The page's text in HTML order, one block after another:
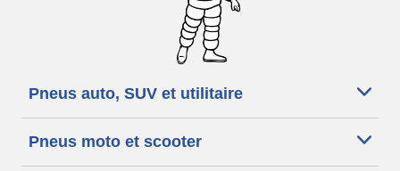
Pneus auto, SUV et utilitaire
Pneus moto et scooter